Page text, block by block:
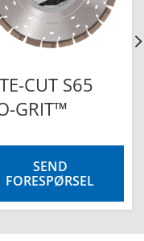
CUT S65
GRIT™
SEND
FORESPØRSEL